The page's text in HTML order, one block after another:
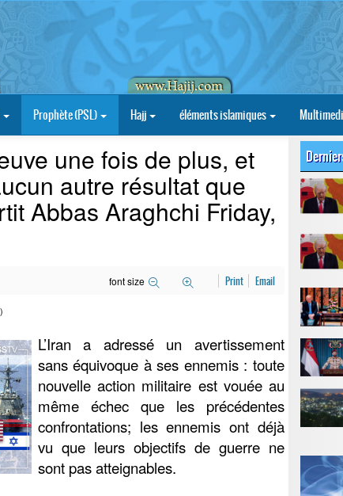
Prophète (PSL) Hajj éléments islamiques
une fois de plus, et
autre résultat que
Abbas Araghchi Friday,
font size Print Email
L’Iran a adressé un avertissement
sans équivoque à ses ennemis : toute
nouvelle action militaire est vouée au
même échec que les précédentes
confrontations; les ennemis ont déjà
vu que leurs objectifs de guerre ne
sont pas atteignables.